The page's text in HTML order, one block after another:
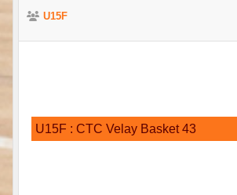
U15F
U15F : CTC Velay Basket 43